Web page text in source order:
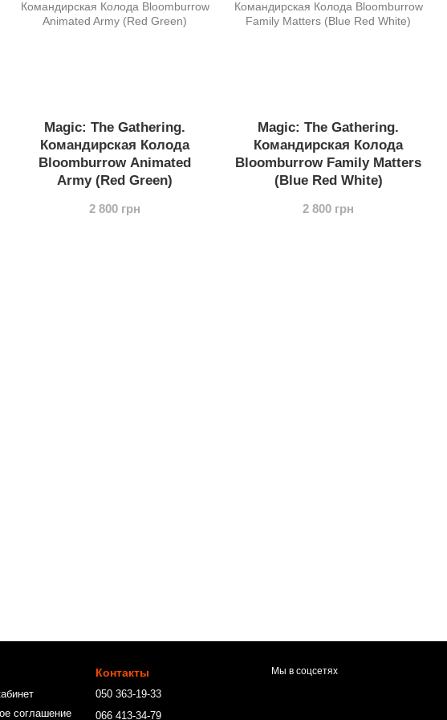
Magic: The Gathering.
Командирская Колода
Bloomburrow Animated
Army (Red Green)
2 800 грн
Magic: The Gathering.
Командирская Колода
Bloomburrow Family Matters
(Blue Red White)
2 800 грн
соглашение
Контакты
050 363-19-33
066 413-34-79
Мы в соцсетях